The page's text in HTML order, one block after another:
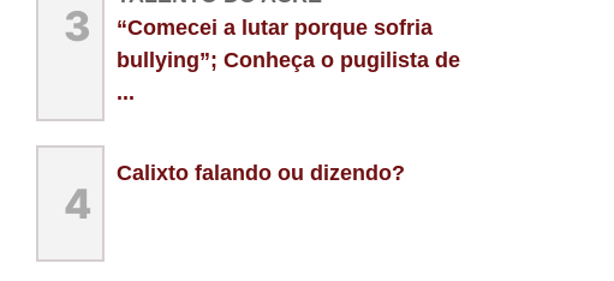
3
“Comecei a lutar porque sofria
bullying”; Conheça o pugilista de
...
4
Calixto falando ou dizendo?